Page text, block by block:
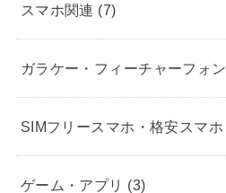
スマホ関連 (7)
ガラケー・フィーチャーフォン
SIMフリースマホ・格安スマホ
ゲーム・アプリ (3)